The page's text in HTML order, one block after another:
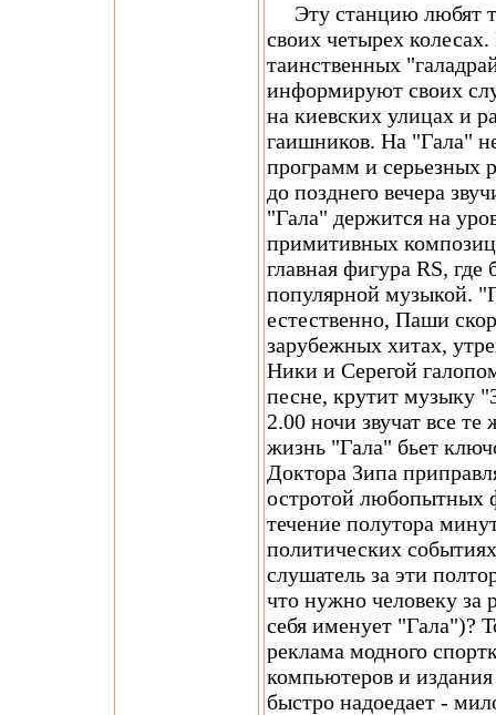
Эту станцию любят
своих четырех
таинственных
информируют своих
на киевских улицах и
гаишников. На "Гала"
программ и серьезных
до позднего вечера
"Гала" держится на
примитивных
главная фигура RS,
популярной музыкой.
естественно, Паши
зарубежных хитах,
Ники и Серегой
песне, крутит музыку
2.00 ночи звучат все
жизнь "Гала" бьет
Доктора Зипа
остротой любопытных
течение полутора
политических
слушатель за эти
что нужно человеку за
себя именует "Гала")?
реклама модного
компьютеров и
быстро надоедает -